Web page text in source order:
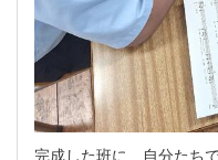
完成した班に、自分たち